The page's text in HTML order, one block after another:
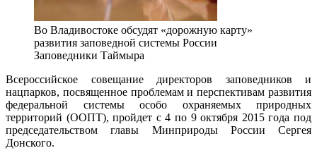
Во Владивостоке обсудят «дорожную карту»
развития заповедной системы России
Заповедники Таймыра
Всероссийское совещание директоров заповедников и
нацпарков, посвященное проблемам и перспективам развития
федеральной системы особо охраняемых природных
территорий (ООПТ), пройдет с 4 по 9 октября 2015 года под
председательством главы Минприроды России Сергея
Донского.